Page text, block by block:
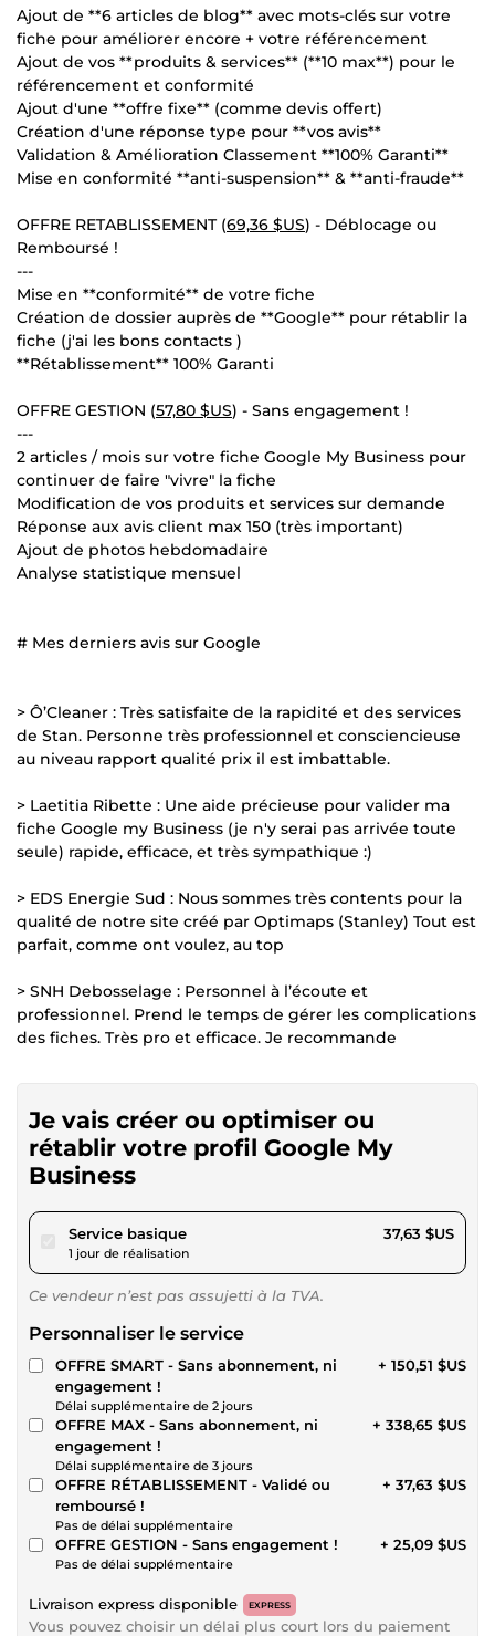
Ajout de **6 articles de blog** avec mots-clés sur votre
fiche pour améliorer encore + votre référencement
Ajout de vos **produits & services** (**10 max**) pour le
référencement et conformité
Ajout d'une **offre fixe** (comme devis offert)
Création d'une réponse type pour **vos avis**
Validation & Amélioration Classement **100% Garanti**
Mise en conformité **anti-suspension** & **anti-fraude**
OFFRE RETABLISSEMENT (69,36 $US) - Déblocage ou
Remboursé !
---
Mise en **conformité** de votre fiche
Création de dossier auprès de **Google** pour rétablir la
fiche (j'ai les bons contacts )
**Rétablissement** 100% Garanti
OFFRE GESTION (57,80 $US) - Sans engagement !
---
2 articles / mois sur votre fiche Google My Business pour
continuer de faire "vivre" la fiche
Modification de vos produits et services sur demande
Réponse aux avis client max 150 (très important)
Ajout de photos hebdomadaire
Analyse statistique mensuel
# Mes derniers avis sur Google
> Ô’Cleaner : Très satisfaite de la rapidité et des services
de Stan. Personne très professionnel et consciencieuse
au niveau rapport qualité prix il est imbattable.
> Laetitia Ribette : Une aide précieuse pour valider ma
fiche Google my Business (je n'y serai pas arrivée toute
seule) rapide, efficace, et très sympathique :)
> EDS Energie Sud : Nous sommes très contents pour la
qualité de notre site créé par Optimaps (Stanley) Tout est
parfait, comme ont voulez, au top
> SNH Debosselage : Personnel à l’écoute et
professionnel. Prend le temps de gérer les complications
des fiches. Très pro et efficace. Je recommande
Je vais créer ou optimiser ou
rétablir votre profil Google My
Business
Service basiquepour 34,68 $US
1 jour de réalisation
37,63 $US
Ce vendeur n’est pas assujetti à la TVA.
Personnaliser le service
OFFRE SMART - Sans abonnement, ni
engagement !
Délai supplémentaire de 2 jours
+ 150,51 $US
OFFRE MAX - Sans abonnement, ni
engagement !
Délai supplémentaire de 3 jours
+ 338,65 $US
OFFRE RÉTABLISSEMENT - Validé ou
remboursé !
Pas de délai supplémentaire
+ 37,63 $US
OFFRE GESTION - Sans engagement !
Pas de délai supplémentaire
+ 25,09 $US
Livraison express disponible EXPRESS
Vous pouvez choisir un délai plus court lors du paiement